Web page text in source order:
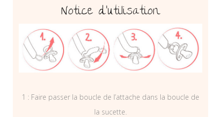
Notice d’utilisation
1 : Faire passer la boucle de l’attache dans la boucle de
la sucette.